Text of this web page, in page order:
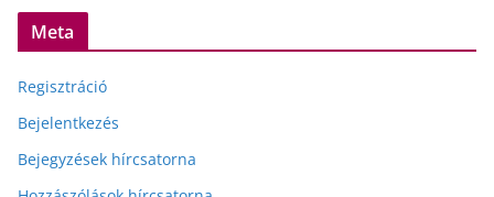
Meta
Regisztráció
Bejelentkezés
Bejegyzések hírcsatorna